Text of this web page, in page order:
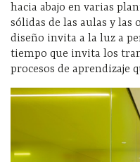
hacia abajo en varias
sólidas de las aulas y
diseño invita a la luz a
tiempo que invita los
procesos de aprendizaje